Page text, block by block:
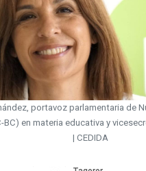
portavoz parlamentaria de
BC) en materia educativa y
| CEDIDA